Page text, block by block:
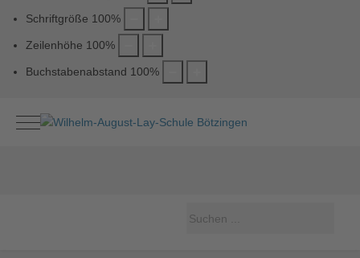
Schriftgröße 100%
Zeilenhöhe 100%
Buchstabenabstand 100%
Mobile Menu Toggle